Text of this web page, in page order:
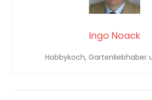
Ingo Noack
Hobbykoch, Gartenliebhaber